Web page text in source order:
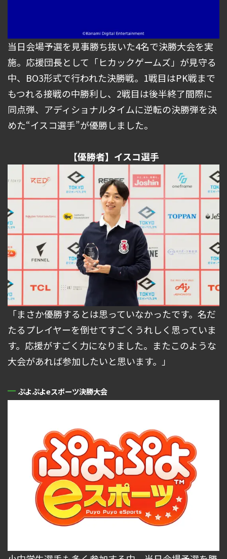
当日会場予選を見事勝ち抜いた4名で決勝大会を実
施。応援団長として「ヒカックゲームズ」が見守る
中、BO3形式で行われた決勝戦。1戦目はPK戦まで
もつれる接戦の中勝利し、2戦目は後半終了間際に
同点弾、アディショナルタイムに逆転の決勝弾を決
めた“イスコ選手”が優勝しました。
【優勝者】イスコ選手
「まさか優勝するとは思っていなかったです。名だ
たるプレイヤーを倒せてすごくうれしく思っていま
す。応援がすごく力になりました。またこのような
大会があれば参加したいと思います。」
ぷよぷよeスポーツ決勝大会